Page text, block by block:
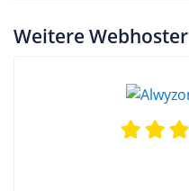
Weitere Webhoster